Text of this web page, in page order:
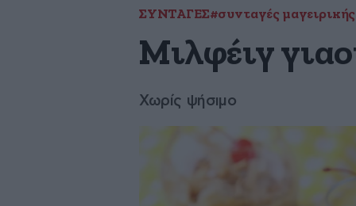
ΣΥΝΤΑΓΕΣ#συνταγές μαγειρικής
Μιλφέιγ
Χωρίς ψήσιμο